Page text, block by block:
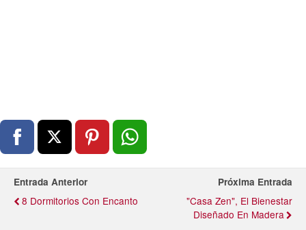
Entrada Anterior
8 Dormitorios Con Encanto
Próxima Entrada
"Casa Zen", El Bienestar
Diseñado En Madera